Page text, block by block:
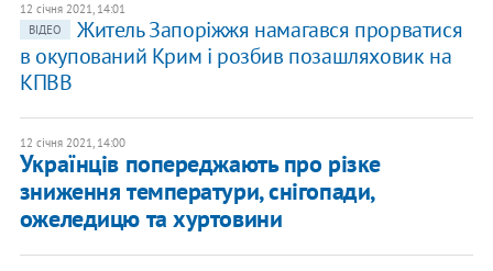
12 січня 2021, 14:01
ВІДЕО
Житель Запоріжжя намагався прорватися
в окупований Крим і розбив позашляховик на
КПВВ
12 січня 2021, 14:00
Українців попереджають про різке
зниження температури, снігопади,
ожеледицю та хуртовини